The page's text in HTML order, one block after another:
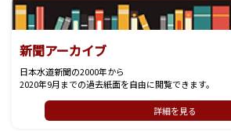
新聞アーカイブ
日本水道新聞の2000年から
2020年9月までの過去紙面を自由に閲覧できます。
詳細を見る